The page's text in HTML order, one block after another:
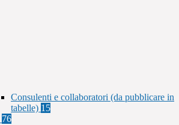
Consulenti e collaboratori (da pubblicare in
tabelle) 15
76